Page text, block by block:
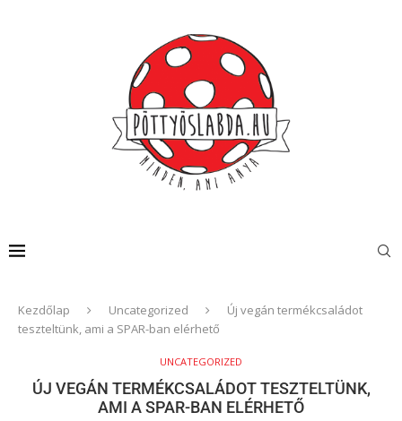
Kezdőlap Uncategorized
Új vegán termékcsaládot
teszteltünk, ami a SPAR-ban elérhető
UNCATEGORIZED
ÚJ VEGÁN TERMÉKCSALÁDOT TESZTELTÜNK,
AMI A SPAR-BAN ELÉRHETŐ